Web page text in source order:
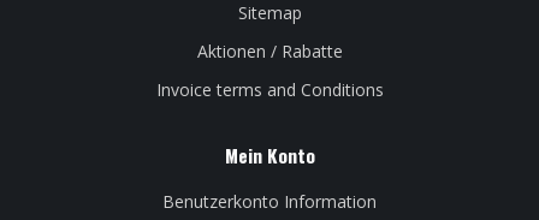
Sitemap
Aktionen / Rabatte
Invoice terms and Conditions
Mein Konto
Benutzerkonto Information